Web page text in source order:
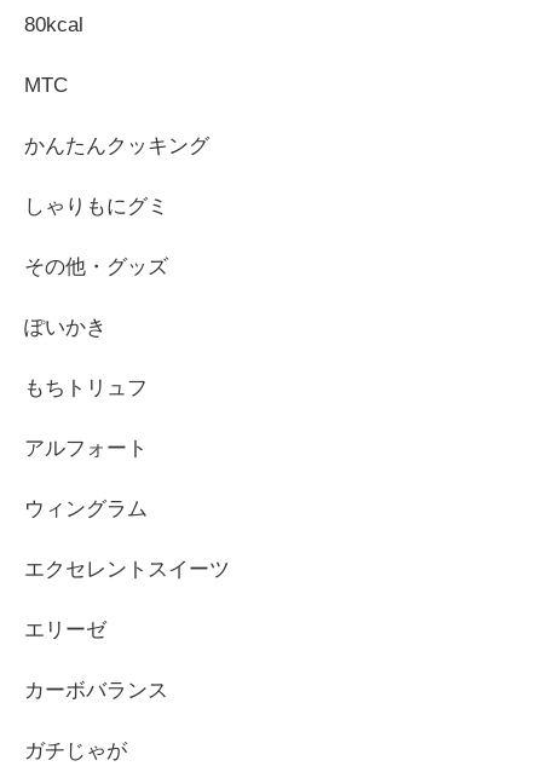
80kcal
MTC
かんたんクッキング
しゃりもにグミ
その他・グッズ
ぽいかき
もちトリュフ
アルフォート
ウィングラム
エクセレントスイーツ
エリーゼ
カーボバランス
ガチじゃが